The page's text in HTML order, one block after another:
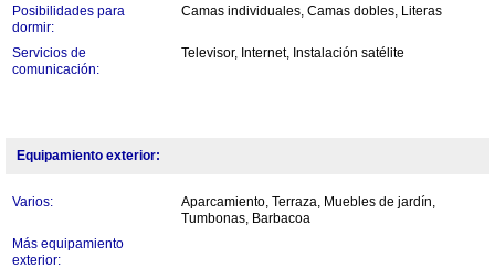
Posibilidades para
dormir:
Camas individuales, Camas dobles, Literas
Servicios de
comunicación:
Televisor, Internet, Instalación satélite
Equipamiento exterior:
Varios:
Aparcamiento, Terraza, Muebles de jardín,
Tumbonas, Barbacoa
Más equipamiento
exterior: